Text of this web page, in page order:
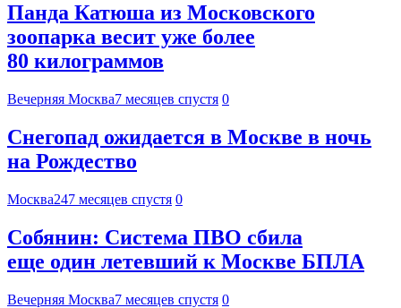
Панда Катюша из Московского
зоопарка весит уже более
80 килограммов
Вечерняя Москва7 месяцев спустя 0
Снегопад ожидается в Москве в ночь
на Рождество
Москва247 месяцев спустя 0
Собянин: Система ПВО сбила
еще один летевший к Москве БПЛА
Вечерняя Москва7 месяцев спустя 0